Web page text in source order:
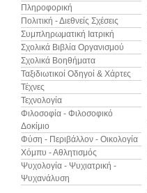
Πληροφορική
Πολιτική - Διεθνείς Σχέσεις
Συμπληρωματική Ιατρική
Σχολικά Βιβλία Οργανισμού
Σχολικά Βοηθήματα
Ταξιδιωτικοί Οδηγοί & Χάρτες
Τέχνες
Τεχνολογία
Φιλοσοφία - Φιλοσοφικό
Δοκίμιο
Φύση - Περιβάλλον - Οικολογία
Χόμπυ - Αθλητισμός
Ψυχολογία - Ψυχιατρική -
Ψυχανάλυση